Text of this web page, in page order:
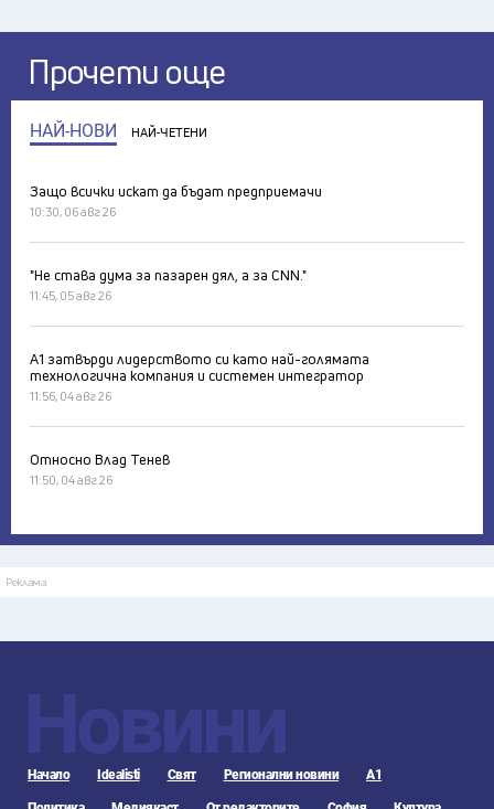
Прочети още
НАЙ-НОВИ НАЙ-ЧЕТЕНИ
Защо всички искат да бъдат предприемачи
10:30, 06 авг 26
"Не става дума за пазарен дял, а за CNN."
11:45, 05 авг 26
А1 затвърди лидерството си като най-голямата
технологична компания и системен интегратор
11:56, 04 авг 26
Относно Влад Тенев
11:50, 04 авг 26
Реклама
Новини
Начало Idealisti Свят Регионални новини А1